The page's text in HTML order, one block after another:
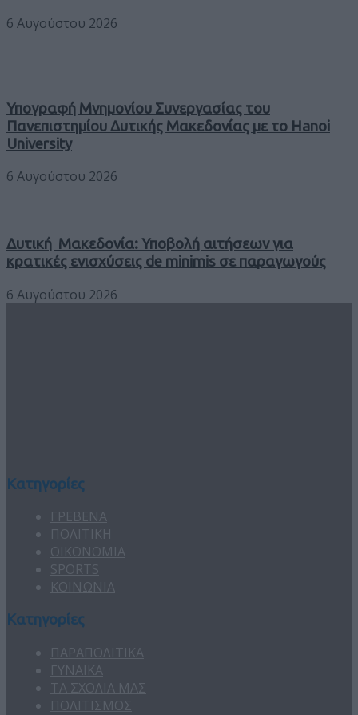
6 Αυγούστου 2026
Υπογραφή Μνημονίου Συνεργασίας του
Πανεπιστημίου Δυτικής Μακεδονίας με το Hanoi
University
6 Αυγούστου 2026
Δυτική Μακεδονία: Υποβολή αιτήσεων για
κρατικές ενισχύσεις de minimis σε παραγωγούς
6 Αυγούστου 2026
Κατηγορίες
ΓΡΕΒΕΝΑ
ΠΟΛΙΤΙΚΗ
ΟΙΚΟΝΟΜΙΑ
SPORTS
ΚΟΙΝΩΝΙΑ
Κατηγορίες
ΠΑΡΑΠΟΛΙΤΙΚΑ
ΓΥΝΑΙΚΑ
ΤΑ ΣΧΟΛΙΑ ΜΑΣ
ΠΟΛΙΤΙΣΜΟΣ